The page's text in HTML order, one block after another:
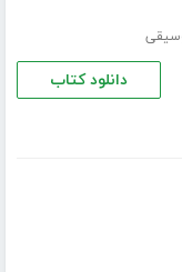
دانلود کتاب